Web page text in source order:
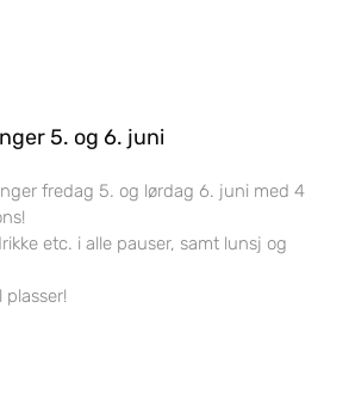
5. og 6. juni
fredag 5. og lørdag 6. juni med 4
etc. i alle pauser, samt lunsj og
plasser!